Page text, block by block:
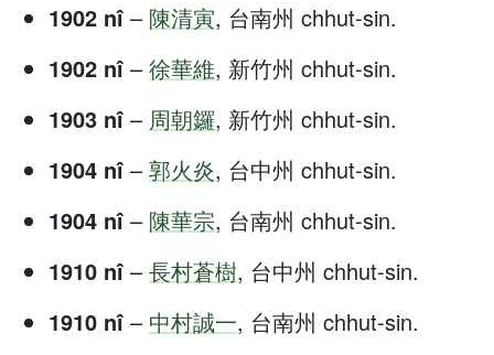
1902 nî – 陳清寅, 台南州 chhut-sin.
1902 nî – 徐華維, 新竹州 chhut-sin.
1903 nî – 周朝鑼, 新竹州 chhut-sin.
1904 nî – 郭火炎, 台中州 chhut-sin.
1904 nî – 陳華宗, 台南州 chhut-sin.
1910 nî – 長村蒼樹, 台中州 chhut-sin.
1910 nî – 中村誠一, 台南州 chhut-sin.